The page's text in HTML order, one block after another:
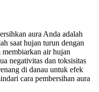
aura Anda adalah
saat hujan turun dengan
air hujan
negativitas dan toksisitas
di danau untuk efek
cara pembersihan aura